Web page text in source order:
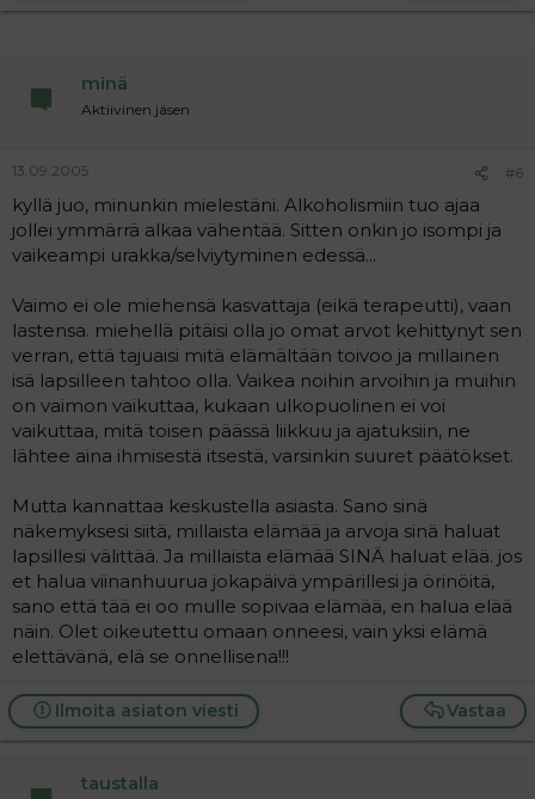
minä
Aktiivinen jäsen
13.09.2005 #6
kyllä juo, minunkin mielestäni. Alkoholismiin tuo ajaa
jollei ymmärrä alkaa vähentää. Sitten onkin jo isompi ja
vaikeampi urakka/selviytyminen edessä...
Vaimo ei ole miehensä kasvattaja (eikä terapeutti), vaan
lastensa. miehellä pitäisi olla jo omat arvot kehittynyt sen
verran, että tajuaisi mitä elämältään toivoo ja millainen
isä lapsilleen tahtoo olla. Vaikea noihin arvoihin ja muihin
on vaimon vaikuttaa, kukaan ulkopuolinen ei voi
vaikuttaa, mitä toisen päässä liikkuu ja ajatuksiin, ne
lähtee aina ihmisestä itsestä, varsinkin suuret päätökset.
Mutta kannattaa keskustella asiasta. Sano sinä
näkemyksesi siitä, millaista elämää ja arvoja sinä haluat
lapsillesi välittää. Ja millaista elämää SINÄ haluat elää. jos
et halua viinanhuurua jokapäivä ympärillesi ja örinöitä,
sano että tää ei oo mulle sopivaa elämää, en halua elää
näin. Olet oikeutettu omaan onneesi, vain yksi elämä
elettävänä, elä se onnellisena!!!
Vastaa
Ilmoita asiaton viesti
taustalla